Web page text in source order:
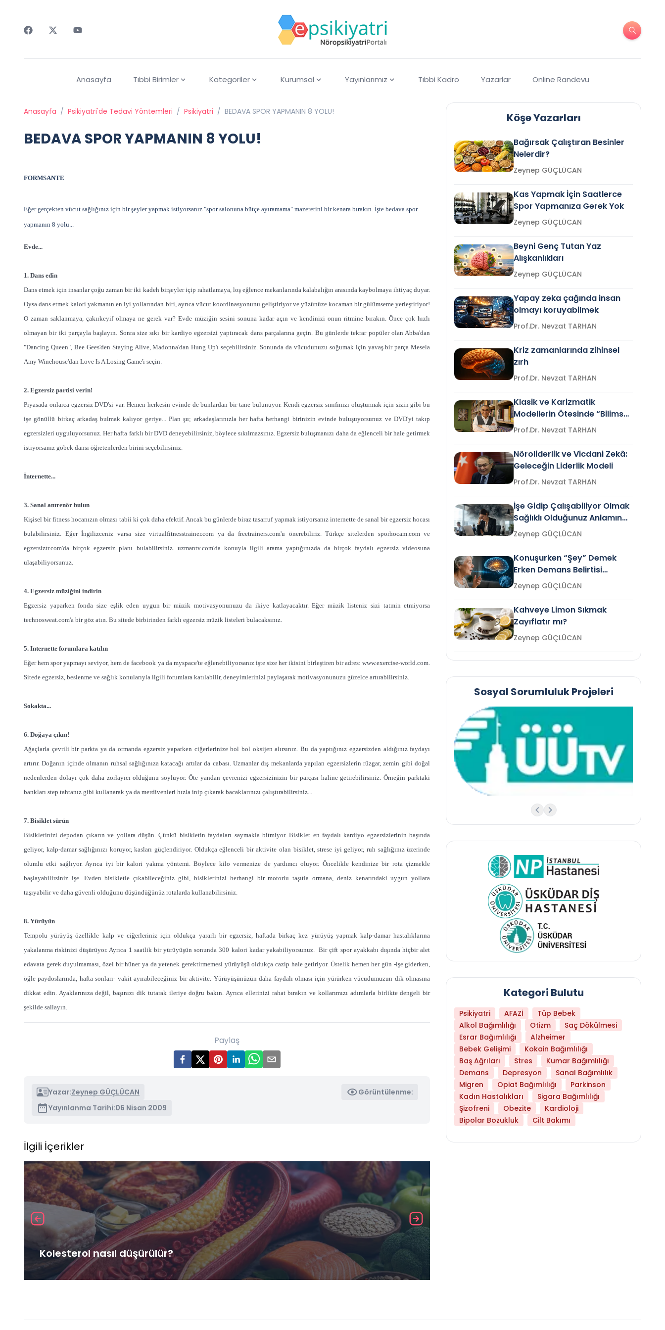
Anasayfa Tıbbi Birimler Kategoriler Kurumsal Yayınlarımız Tıbbi Kadro Yazarlar Online Randevu
Anasayfa / Psikiyatri'de Tedavi Yöntemleri / Psikiyatri / BEDAVA SPOR YAPMANIN 8 YOLU!
BEDAVA SPOR YAPMANIN 8 YOLU!
FORMSANTE
Eğer gerçekten vücut sağlığınız için bir şeyler yapmak istiyorsanız "spor salonuna bütçe ayıramama" mazeretini bir kenara bırakın. İşte bedava spor
yapmanın 8 yolu...
Evde...
1. Dans edin
Dans etmek için insanlar çoğu zaman bir iki kadeh birşeyler içip rahatlamaya, loş eğlence mekanlarında kalabalığın arasında kaybolmaya ihtiyaç duyar.
Oysa dans etmek kalori yakmanın en iyi yollarından biri, ayrıca vücut koordinasyonunu geliştiriyor ve yüzünüze kocaman bir gülümseme yerleştiriyor!
O zaman saklanmaya, çakırkeyif olmaya ne gerek var? Evde müziğin sesini sonuna kadar açın ve kendinizi onun ritmine bırakın. Önce çok hızlı
olmayan bir iki parçayla başlayın. Sonra size sıkı bir kardiyo egzersizi yaptıracak dans parçalarına geçin. Bu günlerde tekrar popüler olan Abba'dan
"Dancing Queen", Bee Gees'den Staying Alive, Madonna'dan Hung Up'ı seçebilirsiniz. Sonunda da vücudunuzu soğumak için yavaş bir parça Mesela
Amy Winehouse'dan Love Is A Losing Game'i seçin.
2. Egzersiz partisi verin!
Piyasada onlarca egzersiz DVD'si var. Hemen herkesin evinde de bunlardan bir tane bulunuyor. Kendi egzersiz sınıfınızı oluşturmak için sizin gibi bu
işe gönüllü birkaç arkadaş bulmak kalıyor geriye... Plan şu; arkadaşlarınızla her hafta herhangi birinizin evinde buluşuyorsunuz ve DVD'yi takıp
egzersizleri uyguluyorsunuz. Her hafta farklı bir DVD deneyebilirsiniz, böylece sıkılmazsınız. Egzersiz buluşmanızı daha da eğlenceli bir hale getirmek
istiyorsanız göbek dansı öğretenlerden birini seçebilirsiniz.
İnternette...
3. Sanal antrenör bulun
Kişisel bir fitness hocanızın olması tabii ki çok daha efektif. Ancak bu günlerde biraz tasarruf yapmak istiyorsanız internette de sanal bir egzersiz hocası
bulabilirsiniz. Eğer İngilizceniz varsa size virtualfitnesstrainer.com ya da freetrainers.com'u önerebiliriz. Türkçe sitelerden sporhocam.com ve
egzersiztr.com'da birçok egzersiz planı bulabilirsiniz. uzmantv.com'da konuyla ilgili arama yaptığınızda da birçok faydalı egzersiz videosuna
ulaşabiliyorsunuz.
4. Egzersiz müziğini indirin
Egzersiz yaparken fonda size eşlik eden uygun bir müzik motivasyonunuzu da ikiye katlayacaktır. Eğer müzik listeniz sizi tatmin etmiyorsa
technosweat.com'a bir göz atın. Bu sitede birbirinden farklı egzersiz müzik listeleri bulacaksınız.
5. Internette forumlara katılın
Eğer hem spor yapmayı seviyor, hem de facebook ya da myspace'te eğlenebiliyorsanız işte size her ikisini birleştiren bir adres: www.exercise-world.com.
Sitede egzersiz, beslenme ve sağlık konularıyla ilgili forumlara katılabilir, deneyimlerinizi paylaşarak motivasyonunuzu güzelce artırabilirsiniz.
Sokakta...
6. Doğaya çıkın!
Ağaçlarla çevrili bir parkta ya da ormanda egzersiz yaparken ciğerlerinize bol bol oksijen alırsınız. Bu da yaptığınız egzersizden aldığınız faydayı
artırır. Doğanın içinde olmanın ruhsal sağlığınıza katacağı artılar da cabası. Uzmanlar dış mekanlarda yapılan egzersizlerin rüzgar, zemin gibi doğal
nedenlerden dolayı çok daha zorlayıcı olduğunu söylüyor. Öte yandan çevrenizi egzersizinizin bir parçası haline getirebilirsiniz. Örneğin parktaki
bankları step tahtanız gibi kullanarak ya da merdivenleri hızla inip çıkarak bacaklarınızı çalıştırabilirsiniz...
7. Bisiklet sürün
Bisikletinizi depodan çıkarın ve yollara düşün. Çünkü bisikletin faydaları saymakla bitmiyor. Bisiklet en faydalı kardiyo egzersizlerinin başında
geliyor, kalp-damar sağlığınızı koruyor, kasları güçlendiriyor. Oldukça eğlenceli bir aktivite olan bisiklet, strese iyi geliyor, ruh sağlığınız üzerinde
olumlu etki sağlıyor. Ayrıca iyi bir kalori yakma yöntemi. Böylece kilo vermenize de yardımcı oluyor. Öncelikle kendinize bir rota çizmekle
başlayabilirsiniz işe. Evden bisikletle çıkabileceğiniz gibi, bisikletinizi herhangi bir motorlu taşıtla ormana, deniz kenarındaki uygun yollara
taşıyabilir ve daha güvenli olduğunu düşündüğünüz rotalarda kullanabilirsiniz.
8. Yürüyün
Tempolu yürüyüş özellikle kalp ve ciğerleriniz için oldukça yararlı bir egzersiz, haftada birkaç kez yürüyüş yapmak kalp-damar hastalıklarına
yakalanma riskinizi düşürüyor. Ayrıca 1 saatlik bir yürüyüşün sonunda 300 kalori kadar yakabiliyorsunuz. Bir çift spor ayakkabı dışında hiçbir alet
edavata gerek duyulmaması, özel bir hüner ya da yetenek gerektirmemesi yürüyüşü oldukça cazip hale getiriyor. Üstelik hemen her gün -işe giderken,
öğle paydoslarında, hafta sonları- vakit ayırabileceğiniz bir aktivite. Yürüyüşünüzün daha faydalı olması için yürürken vücudumuzun dik olmasına
dikkat edin. Ayaklarınıza değil, başınızı dik tutarak ileriye doğru bakın. Ayrıca ellerinizi rahat bırakın ve kollarımızı adımlarla birlikte dengeli bir
şekilde sallayın.
Paylaş
Yazar:Zeynep GÜÇLÜCAN
Görüntülenme:
Yayınlanma Tarihi:06 Nisan 2009
İlgili İçerikler
Kolesterol nasıl düşürülür?
Köşe Yazarları
Bağırsak Çalıştıran Besinler
Nelerdir?
Zeynep GÜÇLÜCAN
Kas Yapmak İçin Saatlerce
Spor Yapmanıza Gerek Yok
Zeynep GÜÇLÜCAN
Beyni Genç Tutan Yaz
Alışkanlıkları
Zeynep GÜÇLÜCAN
Yapay zeka çağında insan
olmayı koruyabilmek
Prof.Dr. Nevzat TARHAN
Kriz zamanlarında zihinsel
zırh
Prof.Dr. Nevzat TARHAN
Klasik ve Karizmatik
Modellerin Ötesinde “Bilimsel
Liderlik”
Prof.Dr. Nevzat TARHAN
Nöroliderlik ve Vicdani Zekâ:
Geleceğin Liderlik Modeli
Prof.Dr. Nevzat TARHAN
İşe Gidip Çalışabiliyor Olmak
Sağlıklı Olduğunuz Anlamına
Gelir mi?Zeynep GÜÇLÜCAN
Konuşurken “Şey” Demek
Erken Demans Belirtisi
Olabilir mi?Zeynep GÜÇLÜCAN
Kahveye Limon Sıkmak
Zayıflatır mı?
Zeynep GÜÇLÜCAN
Sosyal Sorumluluk Projeleri
Kategori Bulutu
Psikiyatri AFAZİ
Tüp Bebek
Alkol Bağımlılığı
Otizm
Saç Dökülmesi
Esrar Bağımlılığı
Alzheimer
Bebek Gelişimi
Kokain Bağımlılığı
Baş Ağrıları
Stres
Kumar Bağımlılığı
Demans
Depresyon
Sanal Bağımlılık
Migren
Opiat Bağımlılığı
Parkinson
Kadın Hastalıkları
Sigara Bağımlılığı
Şizofreni
Obezite
Kardioloji
Bipolar Bozukluk
Cilt Bakımı